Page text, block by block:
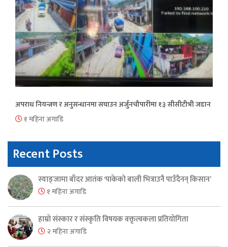
अपराध नियन्त्रण र अनुसन्धानमा सघाउन अर्जुनचौपारीमा १३ सीसीटीभी जडान
१ महिना अगाडि
Recent Posts
स्याङ्जामा बाँदर आतंक ‘पाकेको बाली भित्राउनै पाउँदैनन् किसान’
१ महिना अगाडि
हाम्रो संस्कार र संस्कृति विषयक वक्तृत्वकला प्रतियोगिता
२ महिना अगाडि